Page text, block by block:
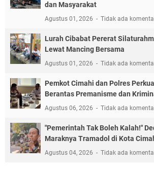
dan Masyarakat
Agustus 01, 2026 Tidak ada
Lurah Cibabat Pererat
Lewat Mancing Bersama
Agustus 01, 2026 Tidak ada
Pemkot Cimahi dan Polres
Berantas Premanisme dan
Agustus 06, 2026 Tidak ada
"Pemerintah Tak Boleh Kalah!"
Maraknya Tramadol di Kota
Agustus 04, 2026 Tidak ada